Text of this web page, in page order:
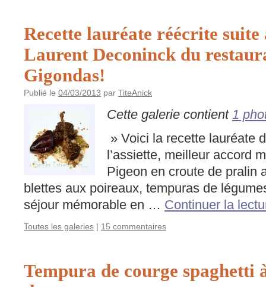
Recette lauréate réécrite suite
Laurent Deconinck du
Gigondas!
Publié le 04/03/2013 par TiteAnick
Cette galerie contient 1
» Voici la recette lauréate
l’assiette, meilleur accord
Pigeon en croute de pralin
blettes aux poireaux, tempuras de
séjour mémorable en … Continuer la
Toutes les galeries | 15 commentaires
Tempura de courge spaghetti